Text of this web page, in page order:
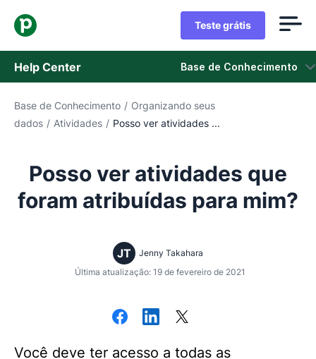
Teste grátis
Help Center Base de Conhecimento
Base de Conhecimento
Fale com o Suporte
Base de Conhecimento / Organizando seus
dados / Atividades / Posso ver atividades ...
Posso ver atividades que
foram atribuídas para mim?
JT
Jenny Takahara
Última atualização: 19 de fevereiro de 2021
Você deve ter acesso a todas as